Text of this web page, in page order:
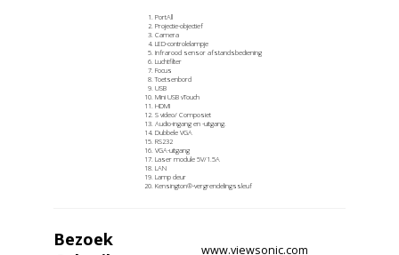
PortAll
Projectie-objectief
Camera
LED-controlelampje
Infrarood sensor afstandsbediening
Luchtfilter
Focus
Toetsenbord
USB
Mini USB vTouch
HDMI
S video/ Composiet
Audio-ingang en -uitgang.
Dubbele VGA
RS232
VGA-uitgang
Laser module 5V/1.5A
LAN
Lamp deur
Kensington®-vergrendelingssleuf
Bezoek
www.viewsonic.com